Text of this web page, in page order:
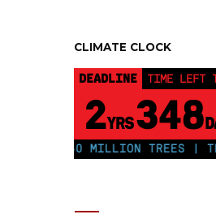
CLIMATE CLOCK
DEADLINE TIME LEFT
2YRS348
PLANT 250 MILLION TREES |